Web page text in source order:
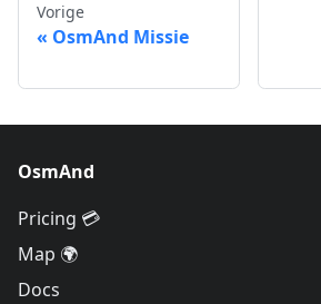
Vorige
OsmAnd Missie
OsmAnd
Pricing 💳
Map 🌍
Docs